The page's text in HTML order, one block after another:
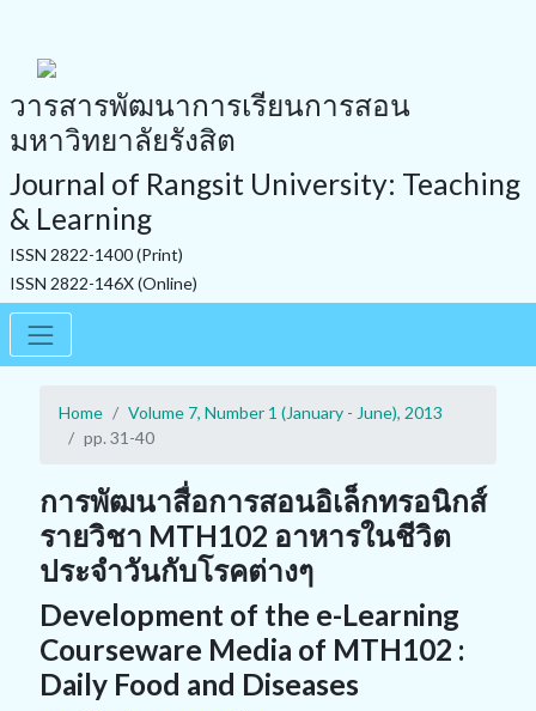
วารสารพัฒนาการเรียนการสอน
มหาวิทยาลัยรังสิต
Journal of Rangsit University: Teaching
& Learning
ISSN 2822-1400 (Print)
ISSN 2822-146X (Online)
Home
Volume 7, Number 1 (January - June), 2013
pp. 31-40
การพัฒนาสื่อการสอนอิเล็กทรอนิกส์
รายวิชา MTH102 อาหารในชีวิต
ประจำวันกับโรคต่างๆ
Development of the e-Learning
Courseware Media of MTH102 :
Daily Food and Diseases